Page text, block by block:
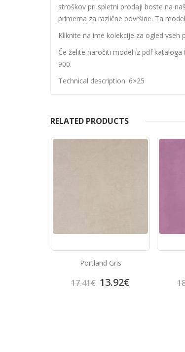
stroškov pri spletni prodaji boste na
primerna za različne površine. Ta
Kliknite na ime kolekcije za ogled vseh
Če želite naročiti model iz pdf
900.
Technical description: 6×25
RELATED PRODUCTS
Portland Gris
17.41€ 13.92€